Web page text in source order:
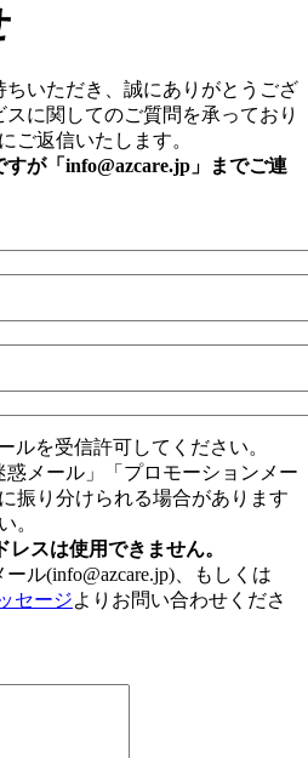
いただき、誠にありがとうござ
に関してのご質問を承っており
ご返信いたします。
が「info@azcare.jp」までご連
ルを受信許可してください。
メール」「プロモーションメー
振り分けられる場合があります
。
スは使用できません。
ル(info@azcare.jp)、もしくは
セージよりお問い合わせくださ